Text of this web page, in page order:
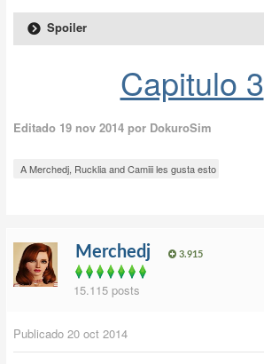
Spoiler
Capitulo 3
Editado 19 nov 2014 por DokuroSim
A Merchedj, Rucklia and Camiii les gusta esto
Merchedj 3.915
15.115 posts
Publicado 20 oct 2014